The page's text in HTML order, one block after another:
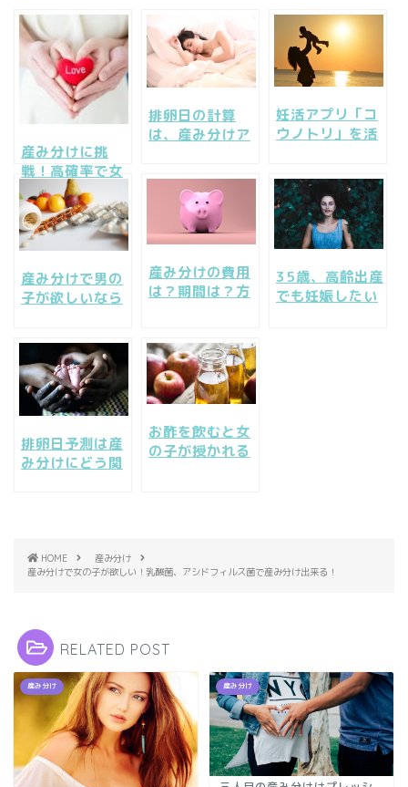
産み分けに挑
戦！高確率で女
の子！男の子！
排卵日の計算
は、産み分けア
妊活アプリ「コ
ウノトリ」を活
産み分けで男の
子が欲しいなら
は安心？
産み分けの費用
は？期間は？方
一挙検証
35歳、高齢出産
でも妊娠したい
排卵日予測は産
み分けにどう関
お酢を飲むと女
の子が授かれる
HOME
産み分け
産み分けで女の子が欲しい！乳酸菌、アシドフィルス菌で産み分け出来る！
RELATED POST
産み分け 産み分け